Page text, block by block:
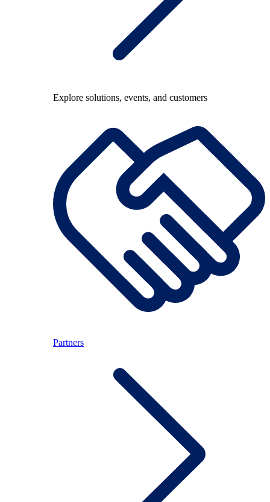
Explore solutions, events, and customers
Partners